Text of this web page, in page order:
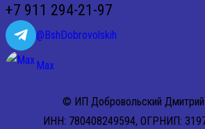
+7 911 294-21-97
@BshDobrovolskih
Max
© ИП Добровольский
ИНН: 780408249594, ОГРНИП: